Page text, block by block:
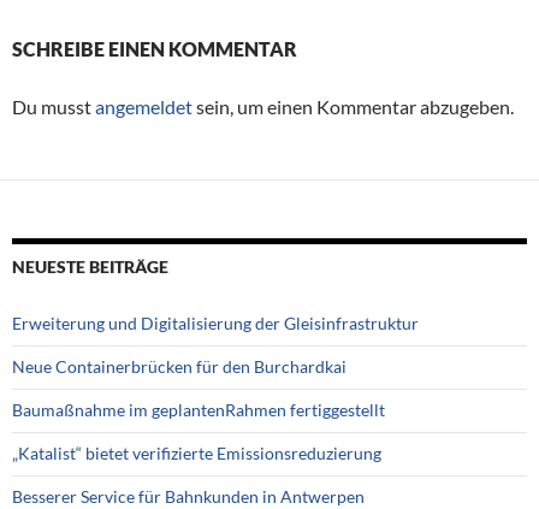
SCHREIBE EINEN KOMMENTAR
Du musstangemeldetsein, um einen Kommentar abzugeben.
NEUESTE BEITRÄGE
Erweiterung und Digitalisierung der Gleisinfrastruktur
Neue Containerbrücken für den Burchardkai
Baumaßnahme im geplantenRahmen fertiggestellt
„Katalist“ bietet verifizierte Emissionsreduzierung
Besserer Service für Bahnkunden in Antwerpen